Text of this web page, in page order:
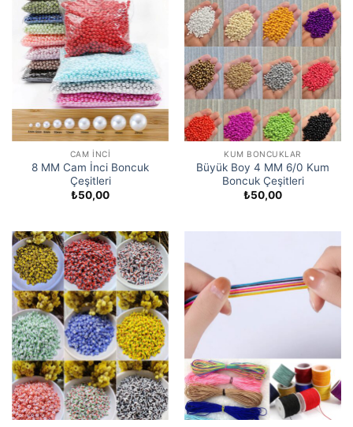
CAM İNCI
8 MM Cam İnci Boncuk
Çeşitleri
₺50,00
KUM BONCUKLAR
Büyük Boy 4 MM 6/0 Kum
Boncuk Çeşitleri
₺50,00